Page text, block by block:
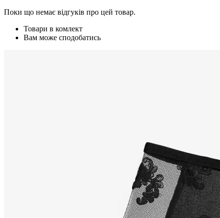
Поки що немає відгуків про цей товар.
Товари в комлект
Вам може сподобатись